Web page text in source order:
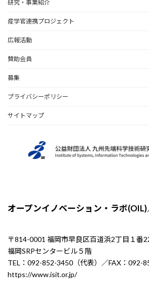
研究・事業紹介
産学官連携プロジェクト
広報活動
賛助会員
募集
プライバシーポリシー
サイトマップ
オープンイノベーション・ラボ
〒814-0001 福岡市早良区百道浜2丁目１番
福岡SRPセンタービル５階
TEL：092-852-3450（代表）／FAX：092-
https://www.isit.or.jp/